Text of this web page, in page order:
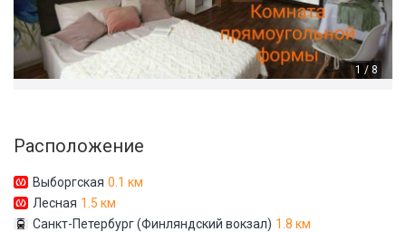
1 / 8
Расположение
Выборгская 0.1 км
Лесная 1.5 км
Санкт-Петербург (Финляндский вокзал) 1.8 км